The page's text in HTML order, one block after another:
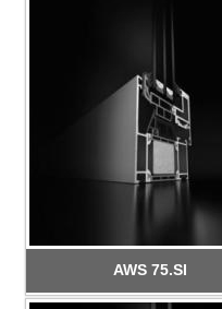
AWS 75.SI